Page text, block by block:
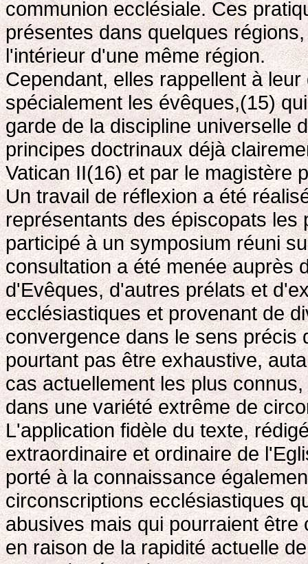
communion ecclésiale. Ces
présentes dans quelques
l'intérieur d'une même région.
Cependant, elles rappellent à
spécialement les évêques,(15)
garde de la discipline universelle
principes doctrinaux déjà
Vatican II(16) et par le magistère
Un travail de réflexion a été
représentants des épiscopats
participé à un symposium réuni
consultation a été menée auprès
d'Evêques, d'autres prélats et
ecclésiastiques et provenant de
convergence dans le sens précis
pourtant pas être exhaustive,
cas actuellement les plus
dans une variété extrême de
L'application fidèle du texte,
extraordinaire et ordinaire de
porté à la connaissance
circonscriptions ecclésiastiques
abusives mais qui pourraient
en raison de la rapidité actuelle